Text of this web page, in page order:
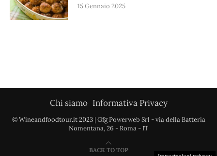
15 Gennaio 2025
Chi siamo Informativa Privacy
© Wineandfoodtour.it 2023 | Gfg Powerweb Srl - via della Batteria
Nomentana, 26 - Roma - IT
BACK TO TOP